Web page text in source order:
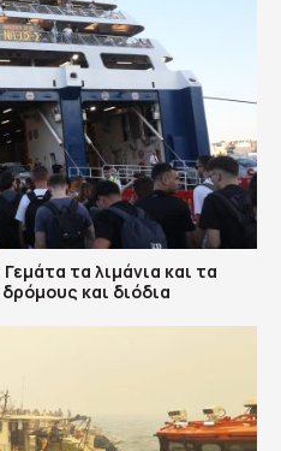
τα λιμάνια και τα
και διόδια